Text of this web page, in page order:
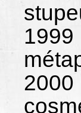
1999
2000